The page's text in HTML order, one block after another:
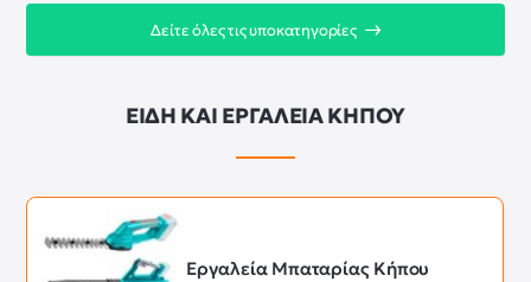
Δείτε όλες τις υποκατηγορίες
ΕΙΔΗ ΚΑΙ ΕΡΓΑΛΕΙΑ ΚΗΠΟΥ
Εργαλεία Μπαταρίας Κήπου